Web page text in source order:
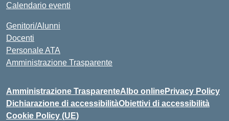
Calendario eventi
Genitori/Alunni
Docenti
Personale ATA
Amministrazione Trasparente
Amministrazione TrasparenteAlbo onlinePrivacy Policy
Dichiarazione di accessibilitàObiettivi di accessibilità
Cookie Policy (UE)